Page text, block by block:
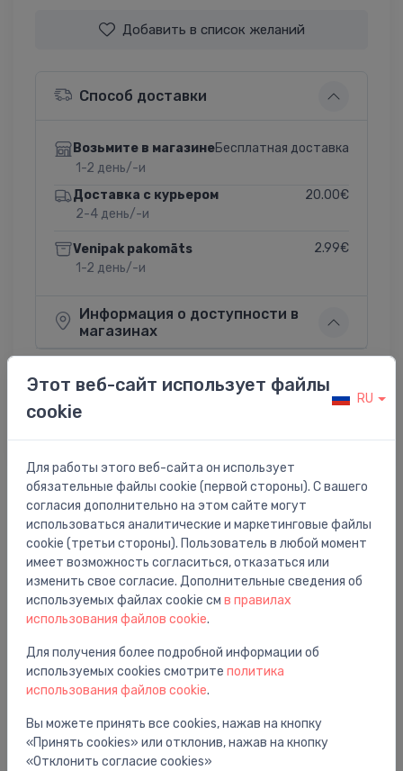
Добавить в список желаний
Способ доставки
Возьмите в магазине
1-2 день/-и
Бесплатная доставка
Доставка с курьером
2-4 день/-и
20.00€
Venipak pakomāts
1-2 день/-и
2.99€
Информация о доступности в
магазинах
Описание товара
ziepju dozators A51, iebūvējams virsmā, matēts melns
Вам также может понравиться
Этот веб-сайт использует файлы
cookie
RU
Для работы этого веб-сайта он использует
обязательные файлы cookie (первой стороны). С вашего
согласия дополнительно на этом сайте могут
использоваться аналитические и маркетинговые файлы
cookie (третьи стороны). Пользователь в любой момент
имеет возможность согласиться, отказаться или
изменить свое согласие. Дополнительные сведения об
используемых файлах cookie см в правилах
использования файлов cookie.
Для получения более подробной информации об
используемых cookies смотрите политика
использования файлов cookie.
Вы можете принять все cookies, нажав на кнопку
«Принять cookies» или отклонив, нажав на кнопку
«Отклонить согласие cookies»